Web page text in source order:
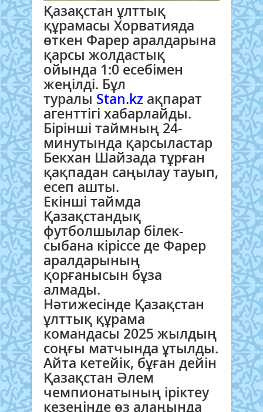
Қазақстан ұлттық
құрамасы Хорватияда
өткен Фарер аралдарына
қарсы жолдастық
ойында 1:0 есебімен
жеңілді. Бұл
туралы Stan.kz ақпарат
агенттігі хабарлайды.
Бірінші таймның 24-
минутында қарсыластар
Бекхан Шайзада тұрған
қақпадан саңылау тауып,
есеп ашты.
Екінші таймда
Қазақстандық
футболшылар білек-
сыбана кіріссе де Фарер
аралдарының
қорғанысын бұза
алмады.
Нәтижесінде Қазақстан
ұлттық құрама
командасы 2025 жылдың
соңғы матчында ұтылды.
Айта кетейік, бұған дейін
Қазақстан Әлем
чемпионатының іріктеу
кезеңінде өз алаңында